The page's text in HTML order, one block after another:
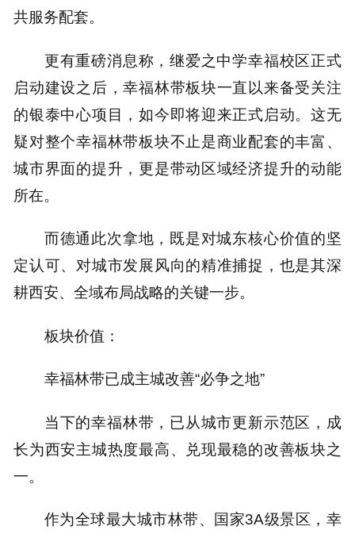
共服务配套。
更有重磅消息称，继爱之中学幸福校区正式
启动建设之后，幸福林带板块一直以来备受关注
的银泰中心项目，如今即将迎来正式启动。这无
疑对整个幸福林带板块不止是商业配套的丰富、
城市界面的提升，更是带动区域经济提升的动能
所在。
而德通此次拿地，既是对城东核心价值的坚
定认可、对城市发展风向的精准捕捉，也是其深
耕西安、全域布局战略的关键一步。
板块价值：
幸福林带已成主城改善“必争之地”
当下的幸福林带，已从城市更新示范区，成
长为西安主城热度最高、兑现最稳的改善板块之
一。
作为全球最大城市林带、国家3A级景区，幸